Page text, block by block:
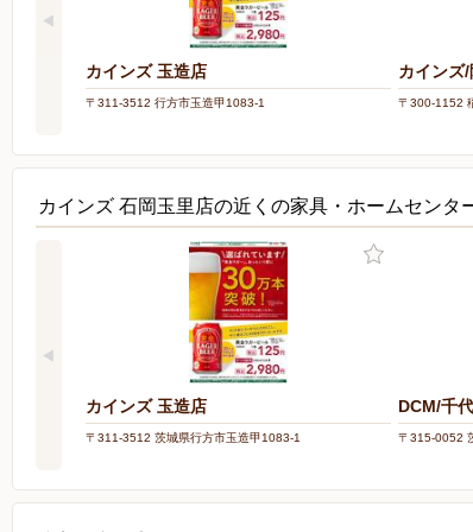
カインズ 玉造店
〒311-3512 行方市玉造甲1083-1
カインズ
〒300-1152
カインズ 石岡玉里店の近くの家具・ホームセンタ
カインズ 玉造店
〒311-3512 茨城県行方市玉造甲1083-1
DCM/千
〒315-0052